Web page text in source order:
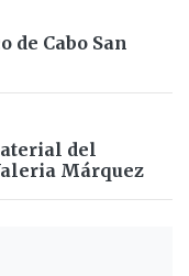
de Cabo San
del
Márquez